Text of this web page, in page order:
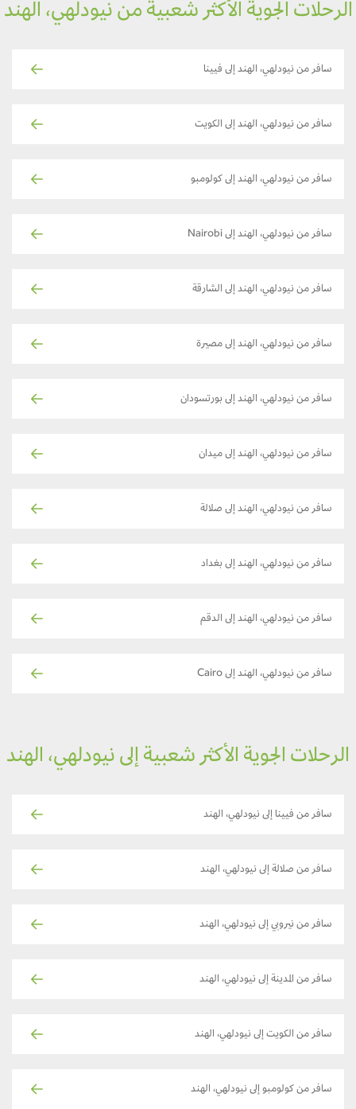
الجوية الأكثر شعبية من نيودلهي، الهند
سافر من نيودلهي، الهند إلى فيينا
سافر من نيودلهي، الهند إلى الكويت
سافر من نيودلهي، الهند إلى كولومبو
سافر من نيودلهي، الهند إلى Nairobi
سافر من نيودلهي، الهند إلى الشارقة
سافر من نيودلهي، الهند إلى مصيرة
سافر من نيودلهي، الهند إلى بورتسودان
سافر من نيودلهي، الهند إلى ميدان
سافر من نيودلهي، الهند إلى صلالة
سافر من نيودلهي، الهند إلى بغداد
سافر من نيودلهي، الهند إلى الدقم
سافر من نيودلهي، الهند إلى Cairo
الجوية الأكثر شعبية إلى نيودلهي، الهند
سافر من فيينا إلى نيودلهي، الهند
سافر من صلالة إلى نيودلهي، الهند
سافر من نيروبي إلى نيودلهي، الهند
سافر من المدينة إلى نيودلهي، الهند
سافر من الكويت إلى نيودلهي، الهند
سافر من كولومبو إلى نيودلهي، الهند